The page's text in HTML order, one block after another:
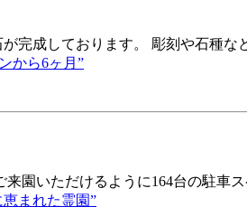
完成しております。 彫刻や石種
から6ヶ月”
園いただけるように164台の駐車
恵まれた霊園”